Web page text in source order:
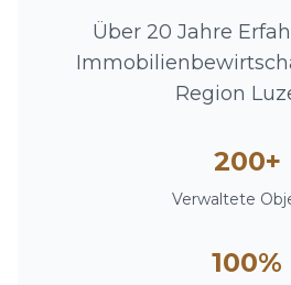
Über 20 Jahre
Region
200+
Verwaltete
100%